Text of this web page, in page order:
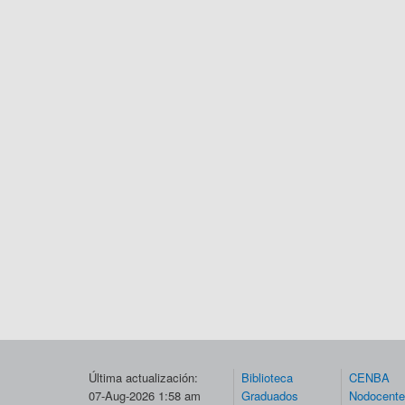
Última actualización:
07-Aug-2026 1:58 am
Biblioteca
Graduados
CENBA